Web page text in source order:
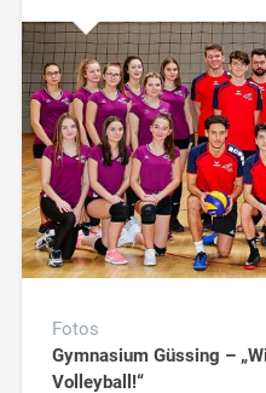
Fotos
Gymnasium Güssing –
Volleyball!“